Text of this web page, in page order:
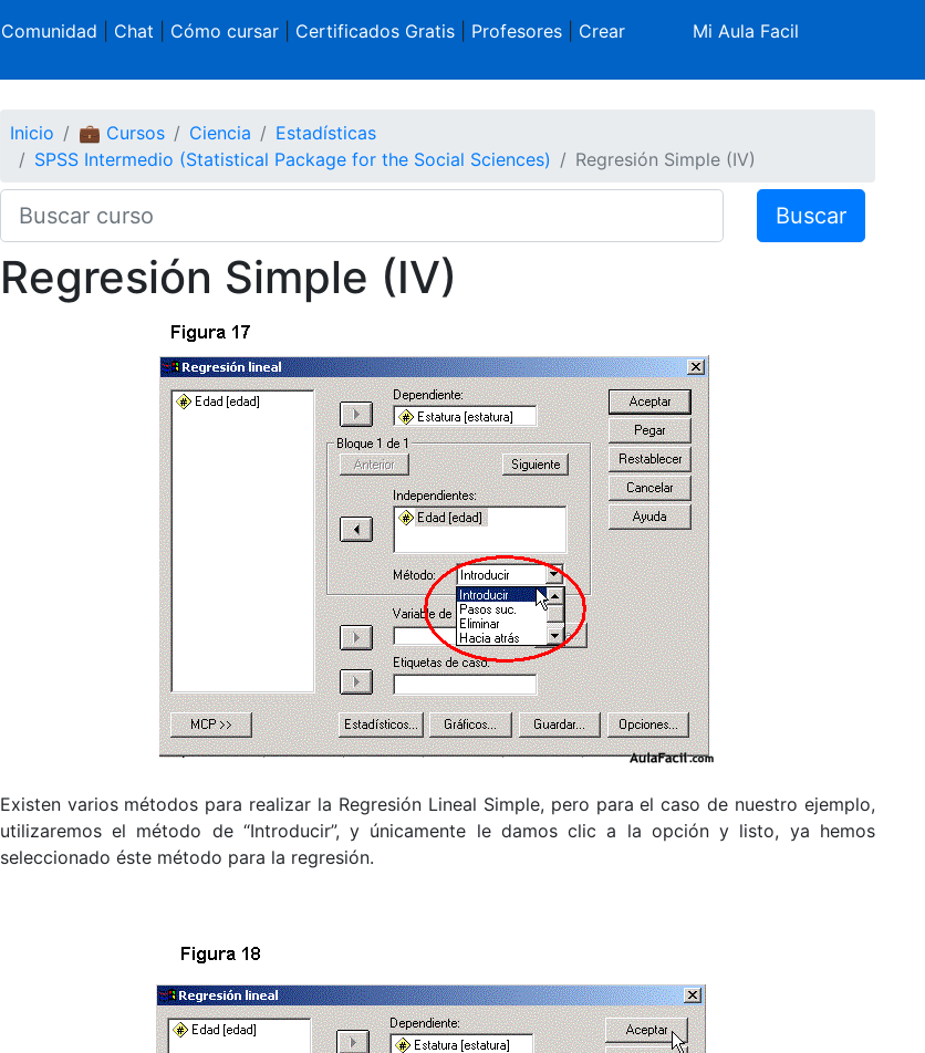
Comunidad Chat Cómo cursar| Certificados Gratis| Profesores| Crear
Mi Aula Facil
Inicio 💼 Cursos Ciencia
Estadísticas
SPSS Intermedio (Statistical Package for the Social Sciences)
Regresión Simple (IV)
Buscar
Regresión Simple (IV)
Existen varios métodos para realizar la Regresión Lineal Simple, pero para el caso de nuestro ejemplo,
utilizaremos el método de “Introducir”, y únicamente le damos clic a la opción y listo, ya hemos
seleccionado éste método para la regresión.